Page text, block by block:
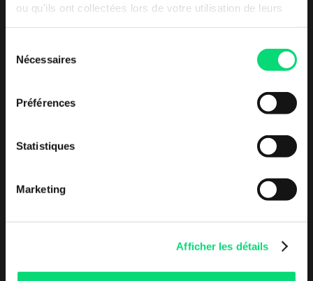
ou qu'ils ont collectées lors de votre utilisation de leurs
Nécessaires
Préférences
Statistiques
Marketing
Afficher les détails
Bénéficiez toujours des dernières fonctionnalités et
Dès le 2ème mois, possibilité d’ajouter des
mesures de sécurités avancées.